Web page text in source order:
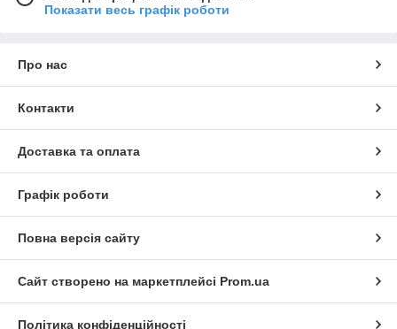
Показати весь графік роботи
Про нас
Контакти
Доставка та оплата
Графік роботи
Повна версія сайту
Сайт створено на маркетплейсі Prom.ua
Політика конфіденційності